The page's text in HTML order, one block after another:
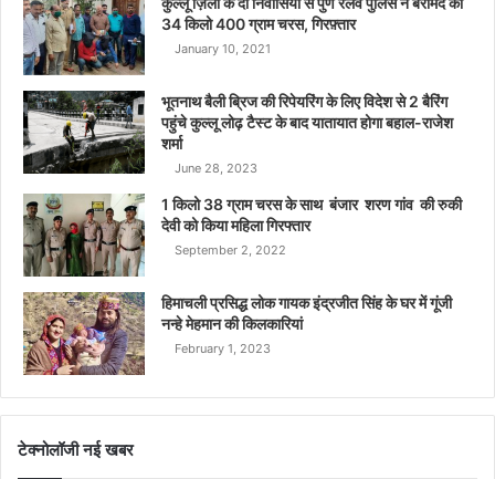
34 किलो 400 ग्राम चरस, गिरफ़्तार
January 10, 2021
भूतनाथ बैली ब्रिज की रिपेयरिंग के लिए विदेश से 2 बैरिंग
पहुंचे कुल्लू लोढ़ टैस्ट के बाद यातायात होगा बहाल-राजेश
शर्मा
June 28, 2023
1 किलो 38 ग्राम चरस के साथ बंजार शरण गांव की रुकी
देवी को किया महिला गिरफ्तार
September 2, 2022
हिमाचली प्रसिद्ध लोक गायक इंद्रजीत सिंह के घर में गूंजी
नन्हे मेहमान की किलकारियां
February 1, 2023
टेक्नोलॉजी नई खबर